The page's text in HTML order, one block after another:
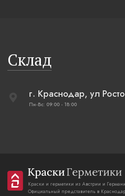
Склад
г. Краснодар, ул
Пн-Вс: 09:00 - 18:00
Краски и герметики из Австрии и
Официальный представитель в